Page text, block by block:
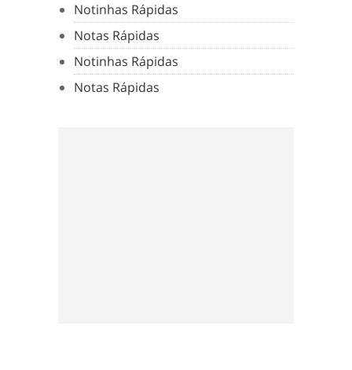
Notinhas Rápidas
Notas Rápidas
Notinhas Rápidas
Notas Rápidas